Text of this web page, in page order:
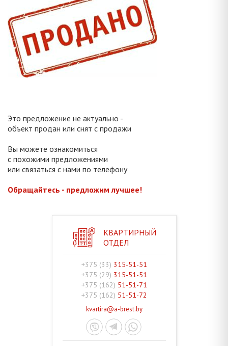
Это предложение не актуально -
объект продан или снят с продажи
Вы можете ознакомиться
с похожими предложениями
или связаться с нами по телефону
Обращайтесь - предложим лучшее!
КВАРТИРНЫЙ
ОТДЕЛ
+375 (33) 315-51-51
+375 (29) 315-51-51
+375 (162) 51-51-71
+375 (162) 51-51-72
kvartira@a-brest.by